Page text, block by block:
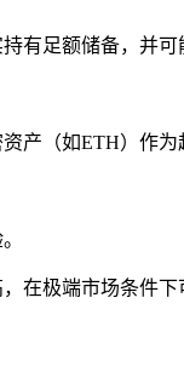
有足额储备，并可
产（如ETH）作
在极端市场条件下